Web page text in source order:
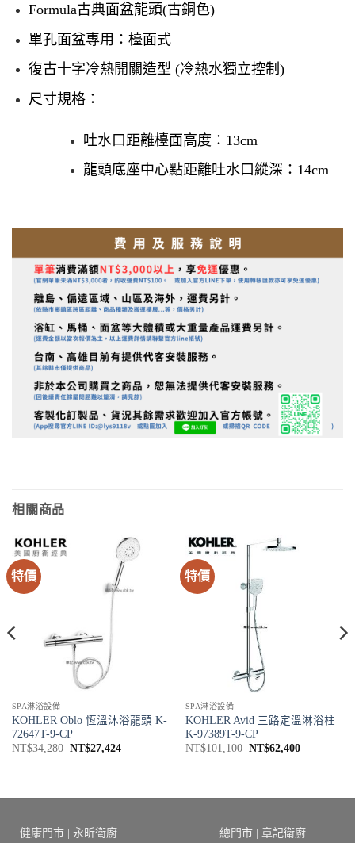
Formula古典面盆龍頭(古銅色)
單孔面盆專用：檯面式
復古十字冷熱開關造型 (冷熱水獨立控制)
尺寸規格：
吐水口距離檯面高度：13cm
龍頭底座中心點距離吐水口縱深：14cm
相關商品
特價
SPA淋浴設備
KOHLER Oblo 恆溫沐浴龍頭 K-
72647T-9-CP
NT$34,280 原
NT$27,424目
特價
SPA淋浴設備
KOHLER Avid 三路定溫淋浴柱
K-97389T-9-CP
NT$101,100 原
NT$62,400目
健康門市 | 永昕衛廚
總門市 | 章記衛廚